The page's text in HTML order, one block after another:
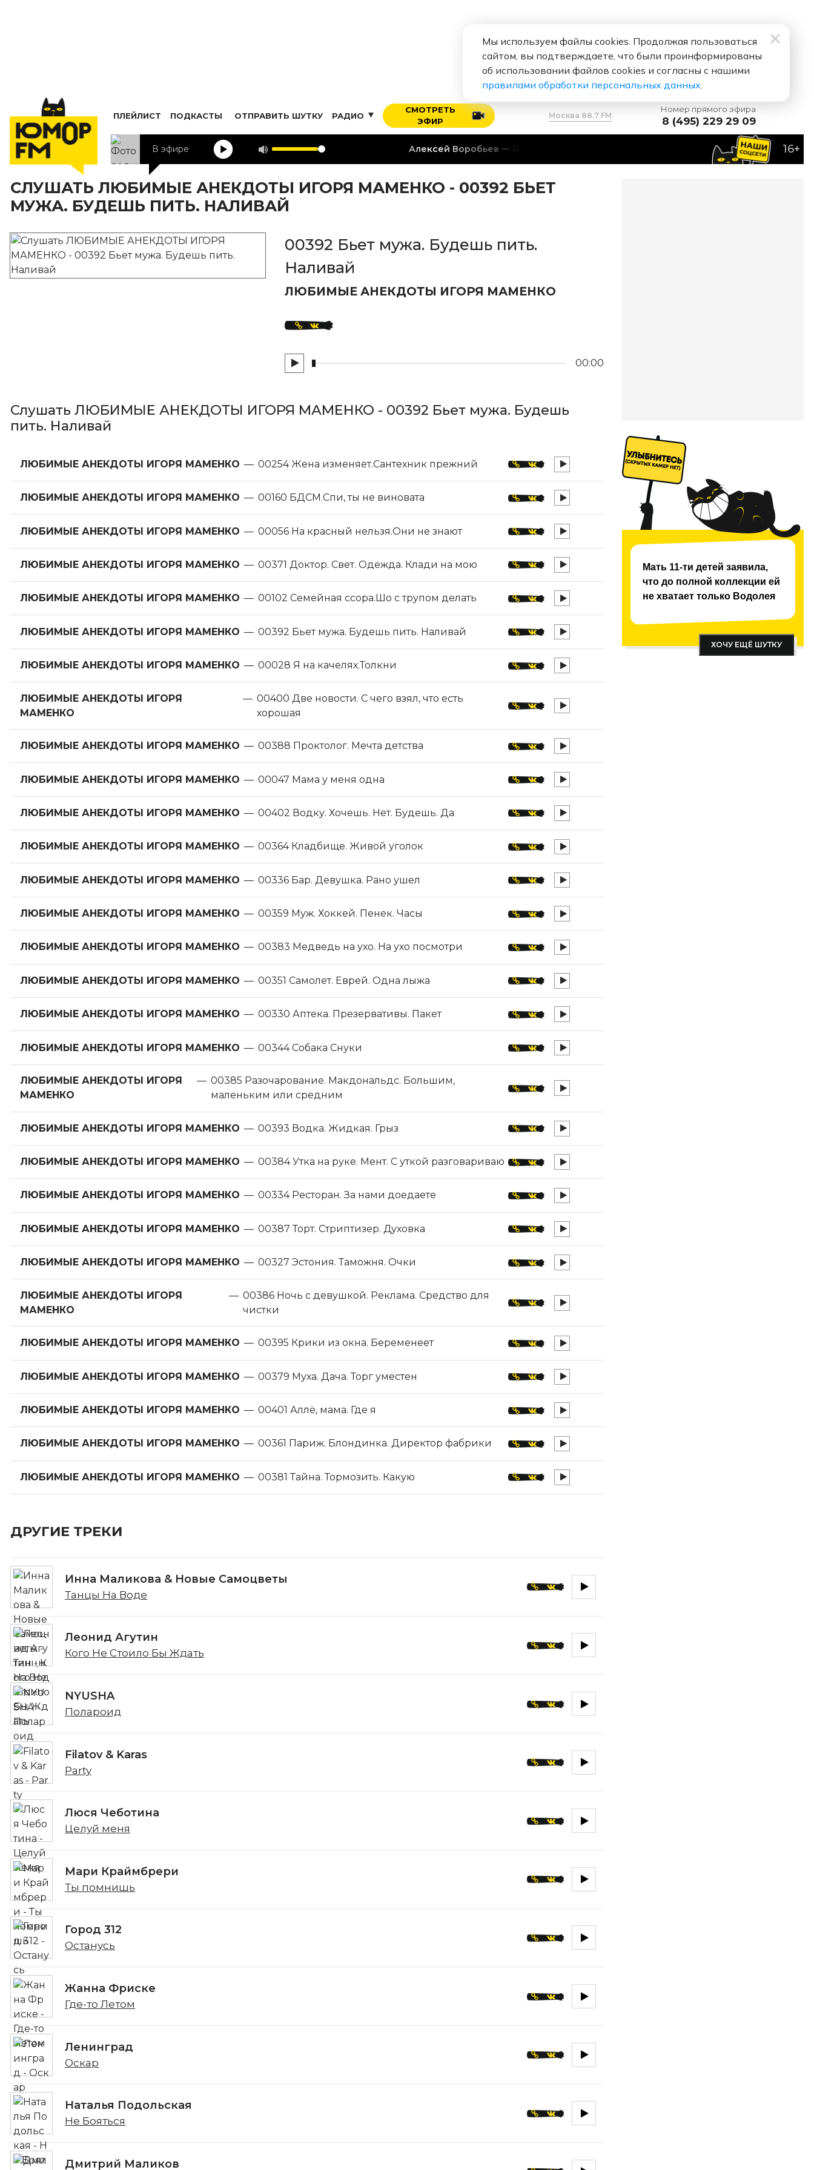
ПЛЕЙЛИСТ ПОДКАСТЫ ОТПРАВИТЬ ШУТКУ РАДИО
СМОТРЕТЬ
ЭФИР
Москва 88.7 FM
Номер прямого эфира
8 (495) 229 29 09
В эфире Алексей Воробьев Я тебя люблю 16+
СЛУШАТЬ ЛЮБИМЫЕ АНЕКДОТЫ ИГОРЯ МАМЕНКО - 00392 БЬЕТ
МУЖА. БУДЕШЬ ПИТЬ. НАЛИВАЙ
00392 Бьет мужа. Будешь пить.
Наливай
ЛЮБИМЫЕ АНЕКДОТЫ ИГОРЯ МАМЕНКО
00:00
Слушать ЛЮБИМЫЕ АНЕКДОТЫ ИГОРЯ МАМЕНКО - 00392 Бьет мужа. Будешь
пить. Наливай
ЛЮБИМЫЕ АНЕКДОТЫ ИГОРЯ МАМЕНКО — 00254 Жена изменяет.Сантехник прежний
ЛЮБИМЫЕ АНЕКДОТЫ ИГОРЯ МАМЕНКО — 00160 БДСМ.Спи, ты не виновата
ЛЮБИМЫЕ АНЕКДОТЫ ИГОРЯ МАМЕНКО — 00056 На красный нельзя.Они не знают
ЛЮБИМЫЕ АНЕКДОТЫ ИГОРЯ МАМЕНКО — 00371 Доктор. Свет. Одежда. Клади на мою
ЛЮБИМЫЕ АНЕКДОТЫ ИГОРЯ МАМЕНКО — 00102 Семейная ссора.Шо с трупом делать
ЛЮБИМЫЕ АНЕКДОТЫ ИГОРЯ МАМЕНКО — 00392 Бьет мужа. Будешь пить. Наливай
ЛЮБИМЫЕ АНЕКДОТЫ ИГОРЯ МАМЕНКО — 00028 Я на качелях.Толкни
ЛЮБИМЫЕ АНЕКДОТЫ ИГОРЯ
МАМЕНКО
— 00400 Две новости. С чего взял, что есть
хорошая
ЛЮБИМЫЕ АНЕКДОТЫ ИГОРЯ МАМЕНКО — 00388 Проктолог. Мечта детства
ЛЮБИМЫЕ АНЕКДОТЫ ИГОРЯ МАМЕНКО — 00047 Мама у меня одна
ЛЮБИМЫЕ АНЕКДОТЫ ИГОРЯ МАМЕНКО — 00402 Водку. Хочешь. Нет. Будешь. Да
ЛЮБИМЫЕ АНЕКДОТЫ ИГОРЯ МАМЕНКО — 00364 Кладбище. Живой уголок
ЛЮБИМЫЕ АНЕКДОТЫ ИГОРЯ МАМЕНКО — 00336 Бар. Девушка. Рано ушел
ЛЮБИМЫЕ АНЕКДОТЫ ИГОРЯ МАМЕНКО — 00359 Муж. Хоккей. Пенек. Часы
ЛЮБИМЫЕ АНЕКДОТЫ ИГОРЯ МАМЕНКО — 00383 Медведь на ухо. На ухо посмотри
ЛЮБИМЫЕ АНЕКДОТЫ ИГОРЯ МАМЕНКО — 00351 Самолет. Еврей. Одна лыжа
ЛЮБИМЫЕ АНЕКДОТЫ ИГОРЯ МАМЕНКО — 00330 Аптека. Презервативы. Пакет
ЛЮБИМЫЕ АНЕКДОТЫ ИГОРЯ МАМЕНКО — 00344 Собака Снуки
ЛЮБИМЫЕ АНЕКДОТЫ ИГОРЯ
МАМЕНКО
— 00385 Разочарование. Макдональдс. Большим,
маленьким или средним
ЛЮБИМЫЕ АНЕКДОТЫ ИГОРЯ МАМЕНКО — 00393 Водка. Жидкая. Грыз
ЛЮБИМЫЕ АНЕКДОТЫ ИГОРЯ МАМЕНКО — 00384 Утка на руке. Мент. С уткой разговариваю
ЛЮБИМЫЕ АНЕКДОТЫ ИГОРЯ МАМЕНКО — 00334 Ресторан. За нами доедаете
ЛЮБИМЫЕ АНЕКДОТЫ ИГОРЯ МАМЕНКО — 00387 Торт. Стриптизер. Духовка
ЛЮБИМЫЕ АНЕКДОТЫ ИГОРЯ МАМЕНКО — 00327 Эстония. Таможня. Очки
ЛЮБИМЫЕ АНЕКДОТЫ ИГОРЯ
МАМЕНКО
— 00386 Ночь с девушкой. Реклама. Средство для
чистки
ЛЮБИМЫЕ АНЕКДОТЫ ИГОРЯ МАМЕНКО — 00395 Крики из окна. Беременеет
ЛЮБИМЫЕ АНЕКДОТЫ ИГОРЯ МАМЕНКО — 00379 Муха. Дача. Торг уместен
ЛЮБИМЫЕ АНЕКДОТЫ ИГОРЯ МАМЕНКО — 00401 Аллё, мама. Где я
ЛЮБИМЫЕ АНЕКДОТЫ ИГОРЯ МАМЕНКО — 00361 Париж. Блондинка. Директор фабрики
ЛЮБИМЫЕ АНЕКДОТЫ ИГОРЯ МАМЕНКО — 00381 Тайна. Тормозить. Какую
ДРУГИЕ ТРЕКИ
Инна Маликова & Новые Самоцветы
Танцы На Воде
Леонид Агутин
Кого Не Стоило Бы Ждать
NYUSHA
Полароид
Filatov & Karas
Party
Люся Чеботина
Целуй меня
Мари Краймбрери
Ты помнишь
Город 312
Останусь
Жанна Фриске
Где-то Летом
Ленинград
Оскар
Наталья Подольская
Не Бояться
Дмитрий Маликов
Мать 11-ти детей заявила,
что до полной коллекции ей
не хватает только Водолея
ХОЧУ ЕЩЁ ШУТКУ
Мы используем файлы cookies. Продолжая пользоваться
сайтом, вы подтверждаете, что были проинформированы
об использовании файлов cookies и согласны с нашими
правилами обработки персональных данных.